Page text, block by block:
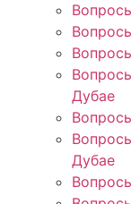
Дубае
Дубае